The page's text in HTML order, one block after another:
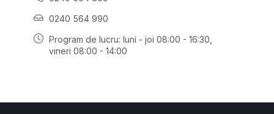
0240 564 990
Program de lucru: luni - joi 08:00 - 16:30,
vineri 08:00 - 14:00